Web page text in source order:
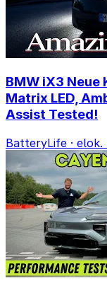
BMW iX3 Neue
Matrix LED,
Assist Tested!
BatteryLife · elok.